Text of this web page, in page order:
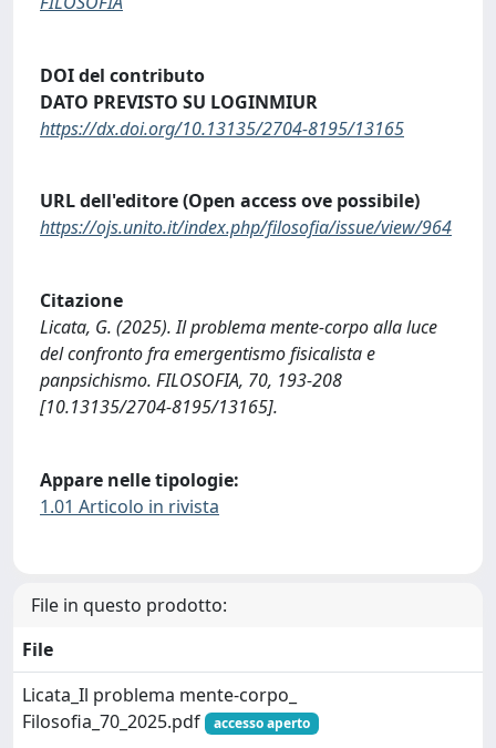
DOI del contributo
DATO PREVISTO SU LOGINMIUR
https://dx.doi.org/10.13135/2704-8195/13165
URL dell'editore (Open access ove possibile)
https://ojs.unito.it/index.php/filosofia/issue/view/964
Citazione
Licata, G. (2025). Il problema mente-corpo alla luce
del confronto fra emergentismo fisicalista e
panpsichismo. FILOSOFIA, 70, 193-208
[10.13135/2704-8195/13165].
Appare nelle tipologie:
1.01 Articolo in rivista
File in questo prodotto:
File
Licata_Il problema mente-corpo_
Filosofia_70_2025.pdf
accesso aperto